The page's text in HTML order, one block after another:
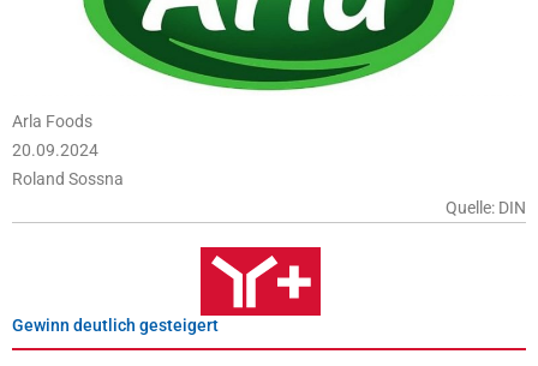
Arla Foods
20.09.2024
Roland Sossna
Quelle: DIN
Gewinn deutlich gesteigert